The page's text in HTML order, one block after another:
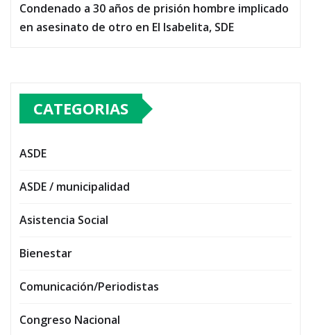
Condenado a 30 años de prisión hombre implicado
en asesinato de otro en El Isabelita, SDE
CATEGORIAS
ASDE
ASDE / municipalidad
Asistencia Social
Bienestar
Comunicación/Periodistas
Congreso Nacional